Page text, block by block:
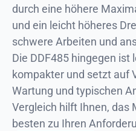
durch eine höhere
und ein leicht höheres
schwere Arbeiten und
Die DDF485 hingegen ist
kompakter und setzt auf
Wartung und typischen
Vergleich hilft Ihnen, das
besten zu Ihren